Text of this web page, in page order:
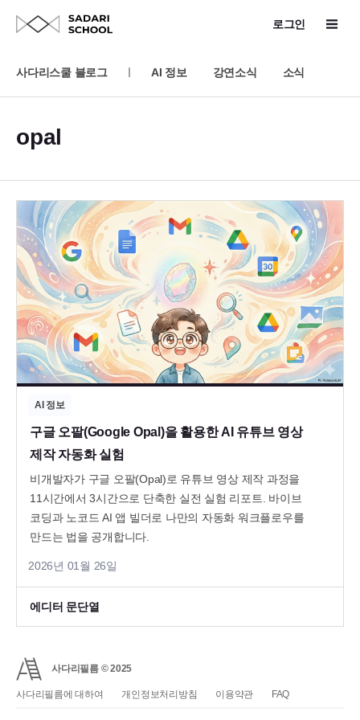
로그인
사다리스쿨 블로그 AI 정보 강연소식 소식
opal
AI 정보
구글 오팔(Google Opal)을 활용한 AI 유튜브 영상
제작 자동화 실험
비개발자가 구글 오팔(Opal)로 유튜브 영상 제작 과정을
11시간에서 3시간으로 단축한 실전 실험 리포트. 바이브
코딩과 노코드 AI 앱 빌더로 나만의 자동화 워크플로우를
만드는 법을 공개합니다.
2026년 01월 26일
에디터 문단열
사다리필름 © 2025
사다리필름에 대하여 개인정보처리방침 이용약관 FAQ